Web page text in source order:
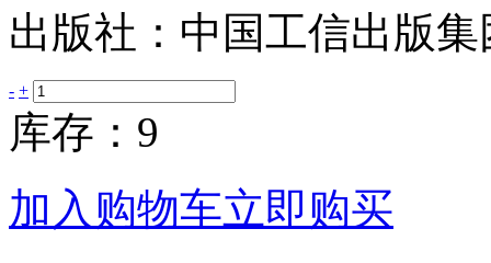
出版社：中国工信出版
- +
库存：9
加入购物车立即购买